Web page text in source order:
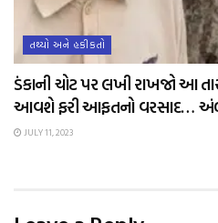
તથ્યો અને હકીકતો
ડંકાની ચોટ પર લખી રાખજો આ
આવશે ફરી આફતનો વરસાદ…
JULY 11, 2023